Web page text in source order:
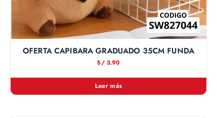
OFERTA CAPIBARA GRADUADO 35CM FUNDA
S/3.90
Leer más